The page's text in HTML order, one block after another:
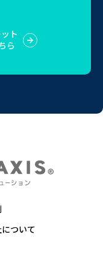
ト
ら
ついて